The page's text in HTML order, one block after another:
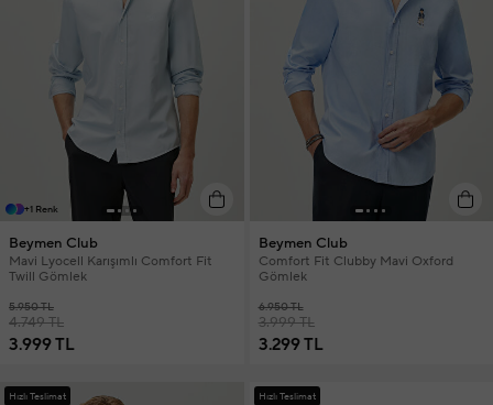
+1 Renk
Beymen Club
Mavi Lyocell Karışımlı Comfort Fit
Twill Gömlek
5.950 TL
4.749 TL
3.999 TL
Beymen Club
Comfort Fit Clubby Mavi Oxford
Gömlek
6.950 TL
3.999 TL
3.299 TL
Hızlı Teslimat Hızlı Teslimat